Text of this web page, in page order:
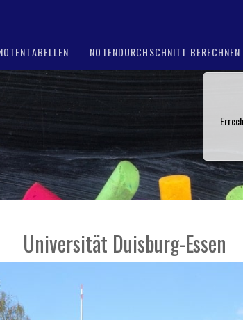
NOTENDURCHSCHNITT
Universität Duisburg-Essen